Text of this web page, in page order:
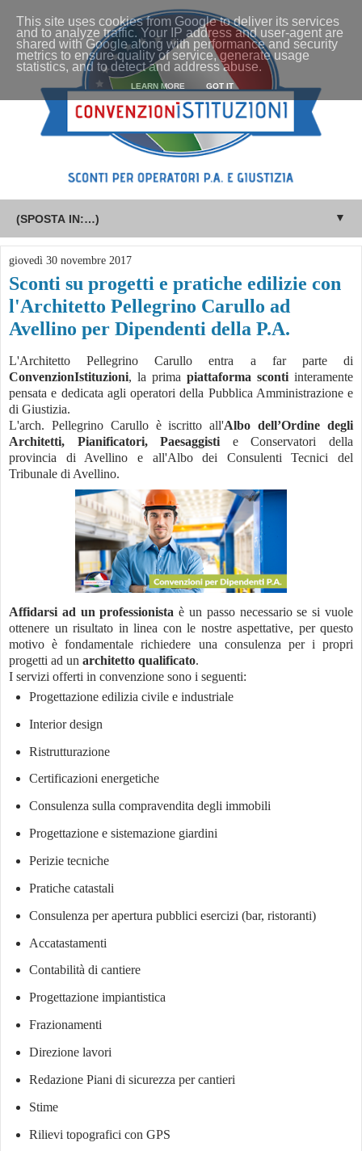
▼
giovedì 30 novembre 2017
Sconti su progetti e pratiche edilizie con
l'Architetto Pellegrino Carullo ad
Avellino per Dipendenti della P.A.
L'Architetto Pellegrino Carullo entra a far parte di
ConvenzionIstituzioni, la prima piattaforma sconti interamente
pensata e dedicata agli operatori della Pubblica Amministrazione e
di Giustizia.
L'arch. Pellegrino Carullo è iscritto all'Albo dell’Ordine degli
Architetti, Pianificatori, Paesaggisti e Conservatori della
provincia di Avellino e all'Albo dei Consulenti Tecnici del
Tribunale di Avellino.
Affidarsi ad un professionista è un passo necessario se si vuole
ottenere un risultato in linea con le nostre aspettative, per questo
motivo è fondamentale richiedere una consulenza per i propri
progetti ad un architetto qualificato.
I servizi offerti in convenzione sono i seguenti:
Progettazione edilizia civile e industriale
Interior design
Ristrutturazione
Certificazioni energetiche
Consulenza sulla compravendita degli immobili
Progettazione e sistemazione giardini
Perizie tecniche
Pratiche catastali
Consulenza per apertura pubblici esercizi (bar, ristoranti)
Accatastamenti
Contabilità di cantiere
Progettazione impiantistica
Frazionamenti
Direzione lavori
Redazione Piani di sicurezza per cantieri
Stime
Rilievi topografici con GPS
This site uses cookies from Google to deliver its services
and to analyze traffic. Your IP address and user-agent are
shared with Google along with performance and security
metrics to ensure quality of service, generate usage
statistics, and to detect and address abuse.
LEARN MORE GOT IT